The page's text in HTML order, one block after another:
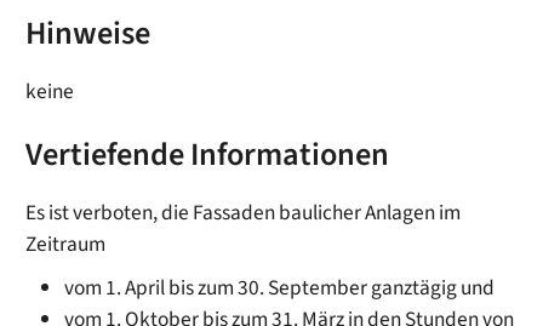
Hinweise
keine
Vertiefende Informationen
Es ist verboten, die Fassaden baulicher Anlagen im
Zeitraum
vom 1. April bis zum 30. September ganztägig und
vom 1. Oktober bis zum 31. März in den Stunden von